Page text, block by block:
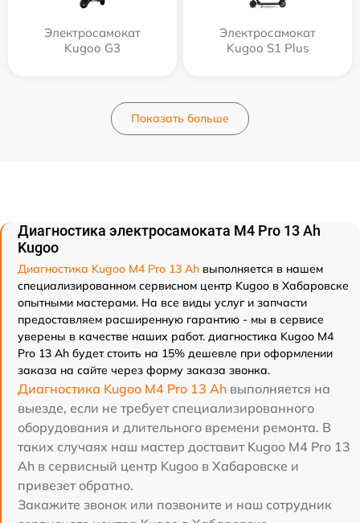
Электросамокат
Kugoo G3
Электросамокат
Kugoo S1 Plus
Показать больше
Диагностика электросамоката M4 Pro 13 Ah
Kugoo
Диагностика Kugoo M4 Pro 13 Ah выполняется в нашем
специализированном сервисном центр Kugoo в Хабаровске
опытными мастерами. На все виды услуг и запчасти
предоставляем расширенную гарантию - мы в сервисе
уверены в качестве наших работ. диагностика Kugoo M4
Pro 13 Ah будет стоить на 15% дешевле при оформлении
заказа на сайте через форму заказа звонка.
Диагностика Kugoo M4 Pro 13 Ah выполняется на
выезде, если не требует специализированного
оборудования и длительного времени ремонта. В
таких случаях наш мастер доставит Kugoo M4 Pro 13
Ah в сервисный центр Kugoo в Хабаровске и
привезет обратно.
Закажите звонок или позвоните и наш сотрудник